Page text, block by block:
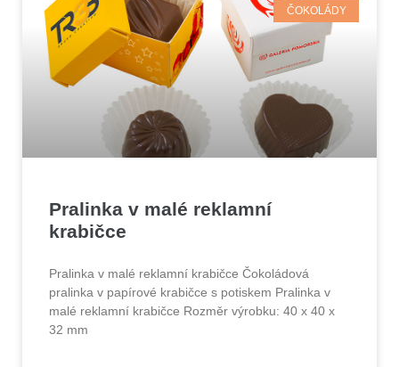
ČOKOLÁDY
Pralinka v malé reklamní
krabičce
Pralinka v malé reklamní krabičce Čokoládová
pralinka v papírové krabičce s potiskem Pralinka v
malé reklamní krabičce Rozměr výrobku: 40 x 40 x
32 mm